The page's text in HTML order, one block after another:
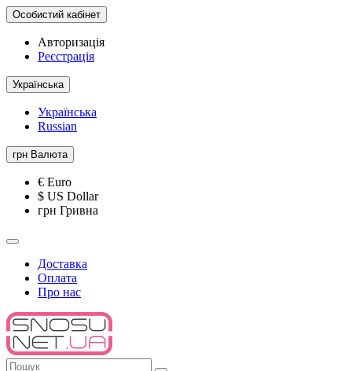
Особистий кабінет
Авторизація
Реєстрація
Українська
Українська
Russian
грн Валюта
€ Euro
$ US Dollar
грн Гривна
Доставка
Оплата
Про нас